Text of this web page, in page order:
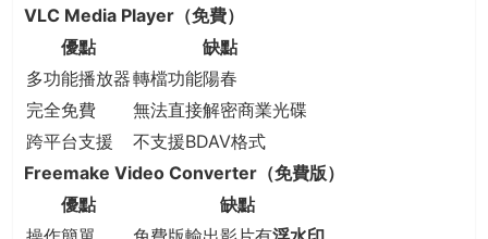
VLC Media Player（免費）
優點
缺點
多功能播放器轉檔功能陽春
完全免費
無法直接解密商業光碟
跨平台支援
不支援BDAV格式
Freemake Video Converter（免費版）
優點
缺點